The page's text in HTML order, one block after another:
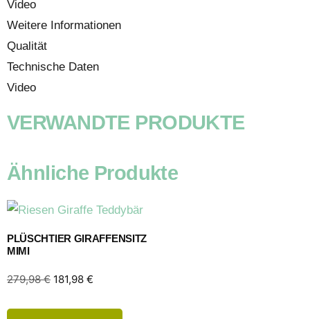
Video
Weitere Informationen
Qualität
Technische Daten
Video
VERWANDTE PRODUKTE
Ähnliche Produkte
PLÜSCHTIER GIRAFFENSITZ
MIMI
279,98€ 181,98 €